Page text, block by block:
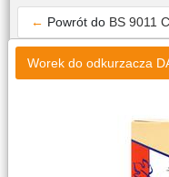
← Powrót do BS 9011
Worek do odkurzacza